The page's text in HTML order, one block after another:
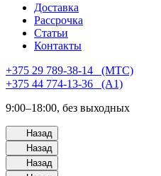
Доставка
Рассрочка
Статьи
Контакты
+375 29 789-38-14⠀(МТС)
+375 44 774-13-36⠀(А1)
9:00–18:00, без выходных
Назад
Назад
Назад